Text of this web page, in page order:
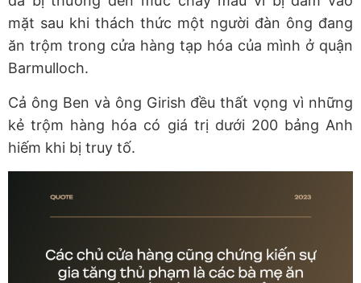
mặt sau khi thách thức một người đàn ông đang
ăn trộm trong cửa hàng tạp hóa của mình ở quận
Barmulloch.
Cả ông Ben và ông Girish đều thất vọng vì những
kẻ trộm hàng hóa có giá trị dưới 200 bảng Anh
hiếm khi bị truy tố.